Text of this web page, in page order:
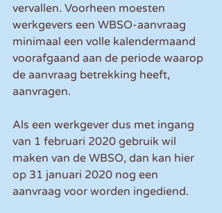
vervallen. Voorheen moesten
werkgevers een WBSO-aanvraag
minimaal een volle kalendermaand
voorafgaand aan de periode waarop
de aanvraag betrekking heeft,
aanvragen.
Als een werkgever dus met ingang
van 1 februari 2020 gebruik wil
maken van de WBSO, dan kan hier
op 31 januari 2020 nog een
aanvraag voor worden ingediend.